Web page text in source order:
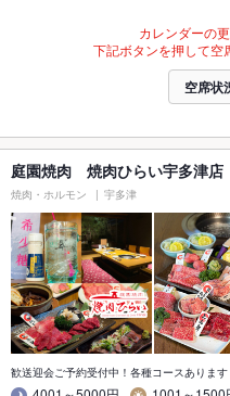
カレンダーの
下記ボタンを押して空
空席状
庭園焼肉 焼肉ひらい宇多津店
焼肉・ホルモン 宇多津
歓送迎会ご予約受付中！各種コースあります